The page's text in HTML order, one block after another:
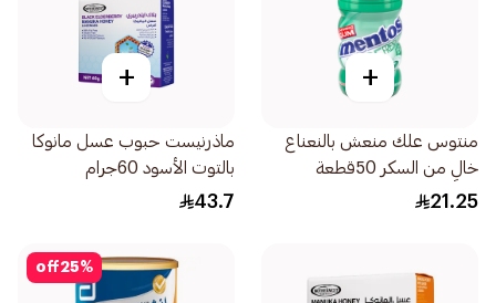
+
منتوس علك منعش بالنعناع
خالٍ من السكر 50قطعة
21.25
+
ماذرنيست حبوب عسل مانوكا
بالتوت الأسود 60جرام
43.7
25%
off